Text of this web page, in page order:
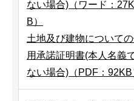
ない場合)（ワード：27K
B）
土地及び建物について
用承諾証明書(本人名義
ない場合)（PDF：92KB